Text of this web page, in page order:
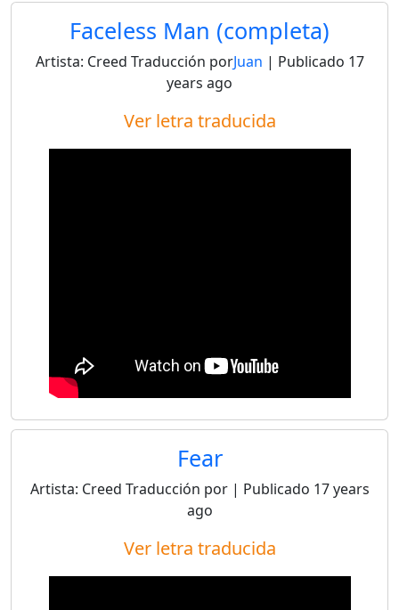
Faceless Man (completa)
Artista: Creed Traducción porJuan | Publicado 17
years ago
Ver letra traducida
Fear
Artista: Creed Traducción por | Publicado 17 years
ago
Ver letra traducida